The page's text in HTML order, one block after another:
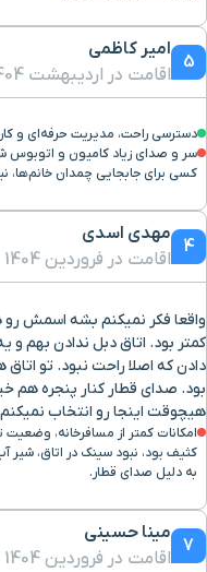
5
امیر کاظمی
اقامت در اردیبهشت 1404
دسترسی راحت، مدیریت حرفه‌ای و
سر و صدای زیاد کامیون و اتوبوس
کسی برای جابجایی چمدان
4
مهدی اسدی
اقامت در فروردین 1404
واقعا فکر نمیکنم بشه اسمش
کمتر بود. اتاق دبل ندادن بهم
دادن که اصلا راحت نبود. تو
بود. صدای قطار کنار پنجره هم
هیچوقت اینجا رو انتخاب
امکانات کمتر از مسافرخانه،
کثیف بود، نبود سینک در اتاق،
به دلیل صدای قطار.
7
مینا حسینی
اقامت در فروردین 1404